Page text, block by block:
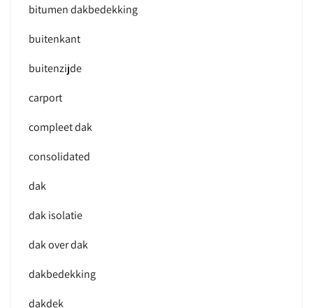
bitumen dakbedekking
buitenkant
buitenzijde
carport
compleet dak
consolidated
dak
dak isolatie
dak over dak
dakbedekking
dakdek